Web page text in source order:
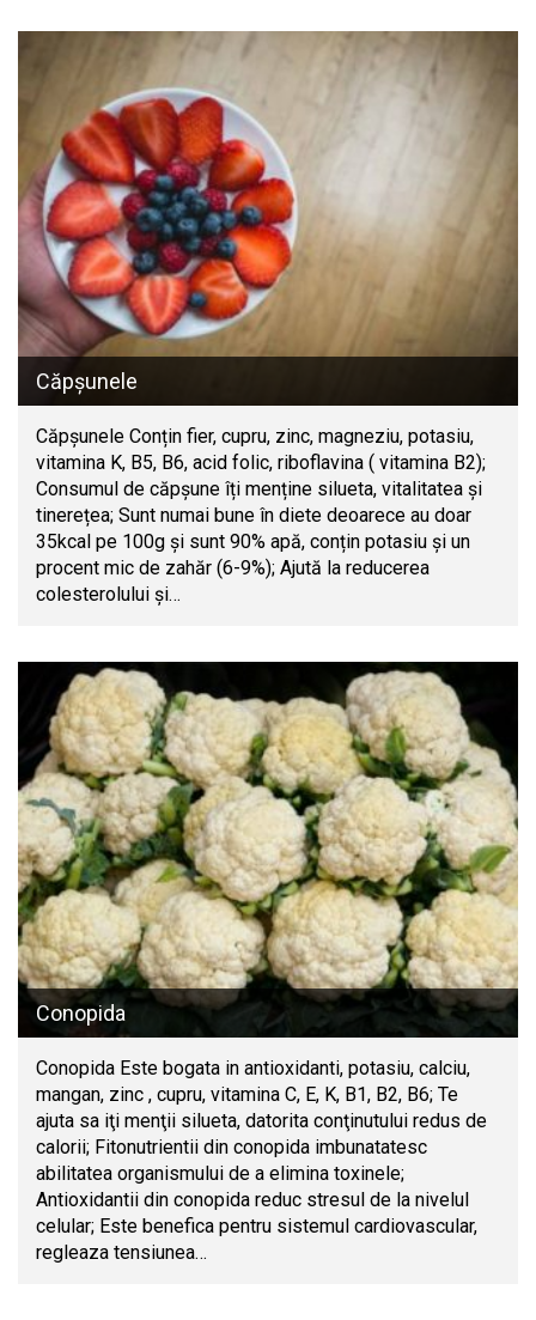
Căpșunele
Căpșunele Conțin fier, cupru, zinc, magneziu, potasiu,
vitamina K, B5, B6, acid folic, riboflavina ( vitamina B2);
Consumul de căpșune îți menține silueta, vitalitatea și
tinerețea; Sunt numai bune în diete deoarece au doar
35kcal pe 100g și sunt 90% apă, conțin potasiu și un
procent mic de zahăr (6-9%); Ajută la reducerea
colesterolului și…
Conopida
Conopida Este bogata in antioxidanti, potasiu, calciu,
mangan, zinc , cupru, vitamina C, E, K, B1, B2, B6; Te
ajuta sa iţi menţii silueta, datorita conţinutului redus de
calorii; Fitonutrientii din conopida imbunatatesc
abilitatea organismului de a elimina toxinele;
Antioxidantii din conopida reduc stresul de la nivelul
celular; Este benefica pentru sistemul cardiovascular,
regleaza tensiunea…